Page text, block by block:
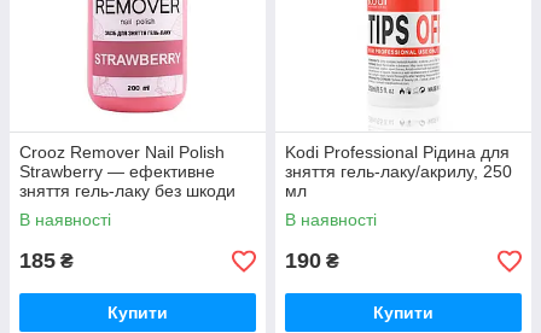
Crooz Remover Nail Polish
Strawberry — ефективне
зняття гель-лаку без шкоди
для нігтів, 200мл
В наявності
185 ₴
Купити
Kodi Professional Рідина для
зняття гель-лаку/акрилу, 250
мл
В наявності
190 ₴
Купити